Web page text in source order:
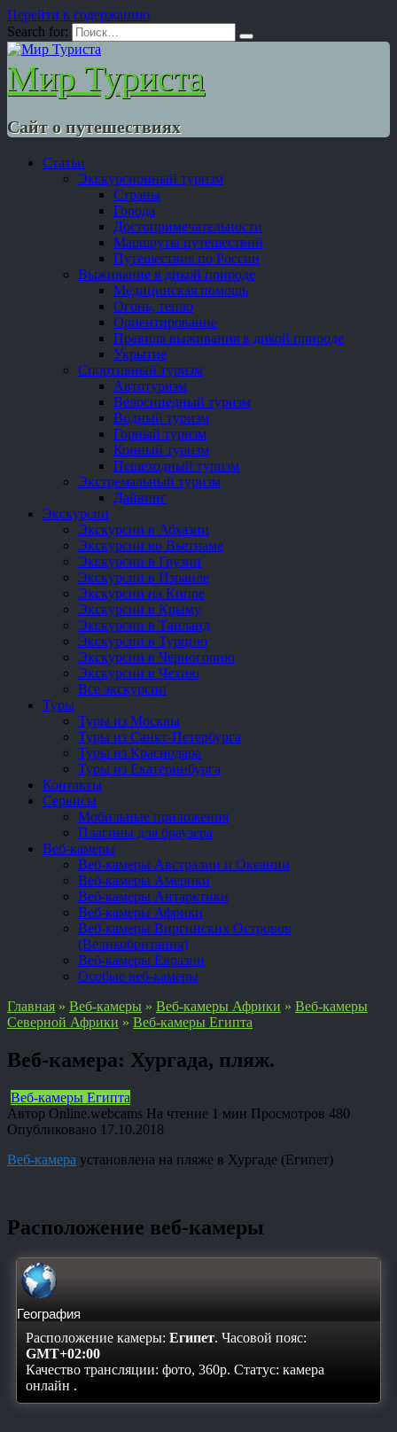
Перейти к содержанию
Search for:
Мир Туриста
Сайт о путешествиях
Статьи
Экскурсионный туризм
Страны
Города
Достопримечательности
Маршруты путешествий
Путешествия по России
Выживание в дикой природе
Медицинская помощь
Огонь, тепло
Ориентирование
Правила выживания в дикой природе
Укрытие
Спортивный туризм
Автотуризм
Велосипедный туризм
Водный туризм
Горный туризм
Конный туризм
Пешеходный туризм
Экстремальный туризм
Дайвинг
Экскурсии
Экскурсии в Абхазии
Экскурсии во Вьетнаме
Экскурсии в Грузии
Экскурсии в Израиле
Экскурсии на Кипре
Экскурсии в Крыму
Экскурсии в Таиланд
Экскурсии в Турцию
Экскурсии в Черногорию
Экскурсии в Чехию
Все экскурсии
Туры
Туры из Москвы
Туры из Санкт-Петербурга
Туры из Краснодара
Туры из Екатеринбурга
Контакты
Сервисы
Мобильные приложения
Плагины для браузера
Веб-камеры
Веб-камеры Австралии и Океании
Веб-камеры Америки
Веб-камеры Антарктики
Веб-камеры Африки
Веб-камеры Виргинских Островов
(Великобритания)
Веб-камеры Евразии
Особые веб-камеры
Главная » Веб-камеры » Веб-камеры Африки » Веб-камеры
Северной Африки » Веб-камеры Египта
Веб-камера: Хургада, пляж.
Веб-камеры Египта
Автор Online.webcams На чтение 1 мин Просмотров 480
Опубликовано 17.10.2018
Веб-камера установлена на пляже в Хургаде (Египет)
Расположение веб-камеры
География
Расположение камеры: Египет. Часовой пояс:
GMT+02:00
Качество трансляции: фото, 360p. Статус: камера
онлайн .